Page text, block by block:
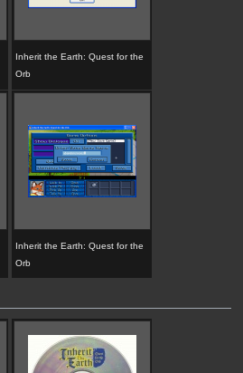
Inherit the Earth: Quest for the
Orb
Inherit the Earth: Quest for the
Orb